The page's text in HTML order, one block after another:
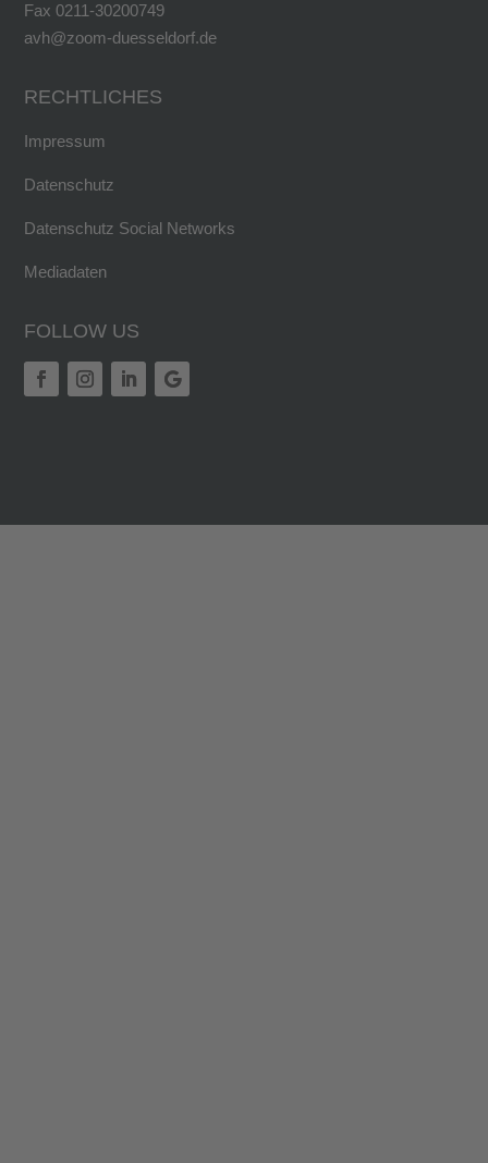
Fax 0211-30200749
avh@zoom-duesseldorf.de
RECHTLICHES
Impressum
Datenschutz
Datenschutz Social Networks
Mediadaten
FOLLOW US